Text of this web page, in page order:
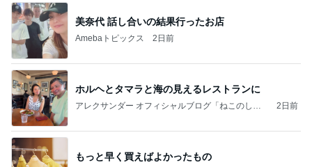
美奈代 話し合いの結果行ったお店
Amebaトピックス 2日前
ホルヘとタマラと海の見えるレストランに
アレクサンダー オフィシャルブログ「ねこのしっ
2日前
もっと早く買えばよかったもの